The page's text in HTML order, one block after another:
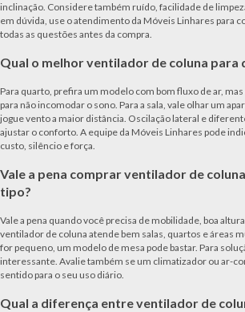
inclinação. Considere também ruído, facilidade de
em dúvida, use o atendimento da Móveis Linhares para
todas as questões antes da compra.
Qual o melhor ventilador de coluna para
Para quarto, prefira um modelo com bom fluxo de ar,
para não incomodar o sono. Para a sala, vale olhar um
jogue vento a maior distância. Oscilação lateral e
ajustar o conforto. A equipe da Móveis Linhares pode
custo, silêncio e força.
Vale a pena comprar ventilador de
tipo?
Vale a pena quando você precisa de mobilidade, boa
ventilador de coluna atende bem salas, quartos e áreas
for pequeno, um modelo de mesa pode bastar. Para
interessante. Avalie também se um climatizador ou ar-
sentido para o seu uso diário.
Qual a diferença entre ventilador de